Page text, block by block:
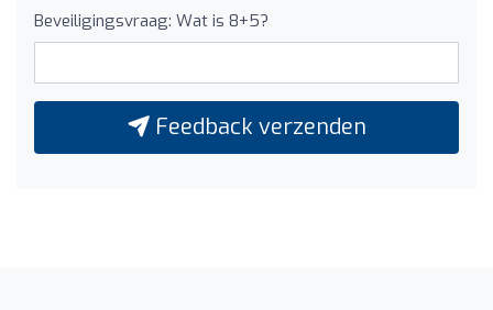
Beveiligingsvraag: Wat is 8+5?
Feedback verzenden